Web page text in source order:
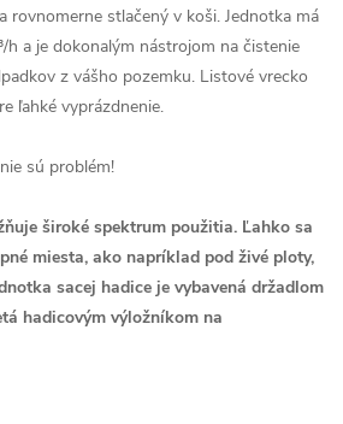
rovnomerne stlačený v koši. Jednotka má
h a je dokonalým nástrojom na čistenie
z vášho pozemku. Listové vrecko
ľahké vyprázdnenie.
sú problém!
široké spektrum použitia. Ľahko sa
miesta, ako napríklad pod živé ploty,
sacej hadice je vybavená držadlom
hadicovým výložníkom na